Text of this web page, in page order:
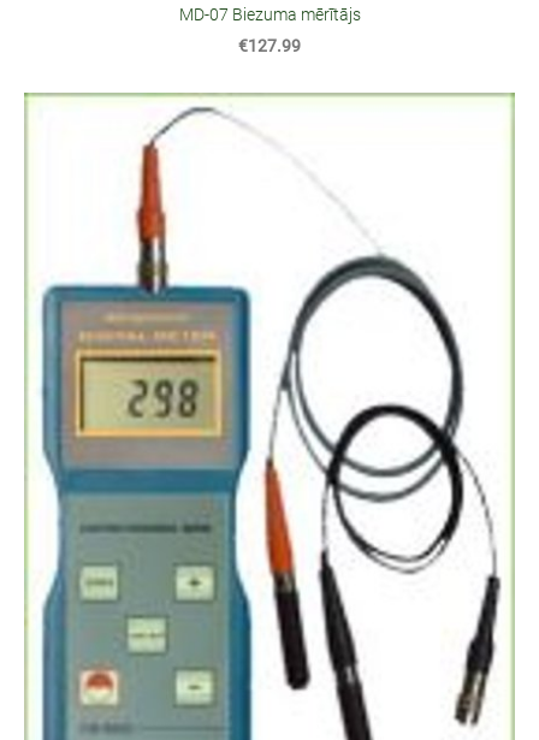
MD-07 Biezuma mērītājs
€127.99